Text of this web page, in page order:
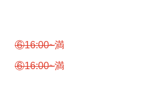
⑥16:00~満
⑥16:00~満